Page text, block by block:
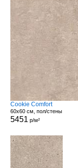
Cookie Comfort
60x60 см, пол/стены
5451 р/м²